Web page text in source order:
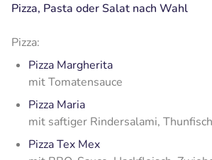
Pizza, Pasta oder Salat nach Wahl
Pizza:
Pizza Margherita
mit Tomatensauce
Pizza Maria
mit saftiger Rindersalami,
Pizza Tex Mex